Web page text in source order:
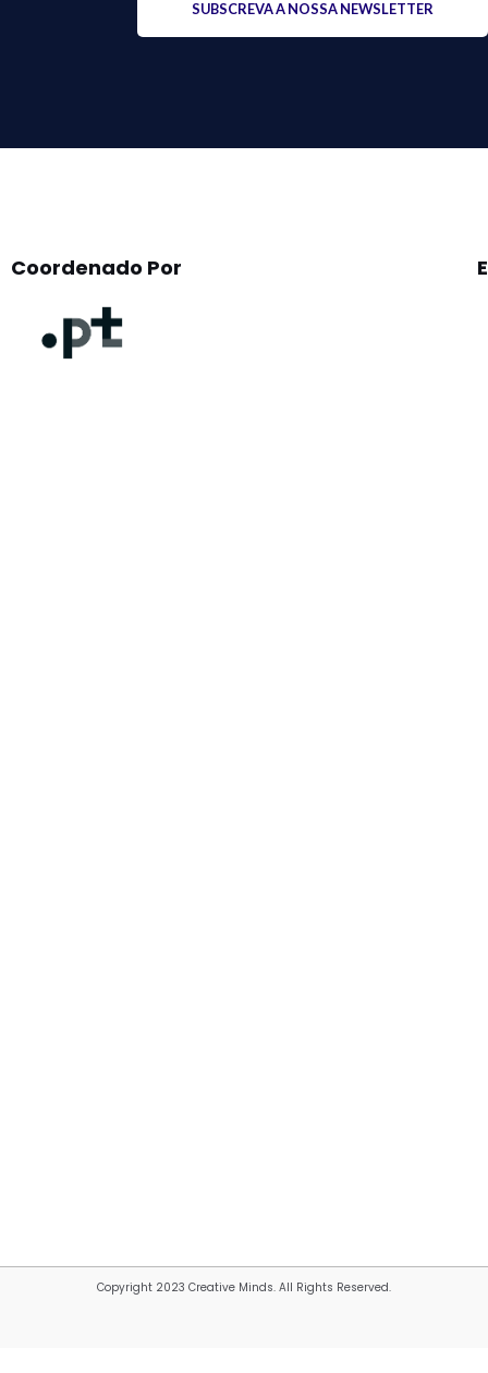
Coordenado Por
Copyright 2023 Creative Minds. All Rights Reserved.